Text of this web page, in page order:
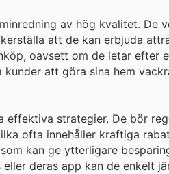
av hög kvalitet. De
att de kan erbjuda
oavsett om de letar efter
att göra sina hem
effektiva strategier. De bör
ofta innehåller kraftiga
kan ge ytterligare
deras app kan de enkelt